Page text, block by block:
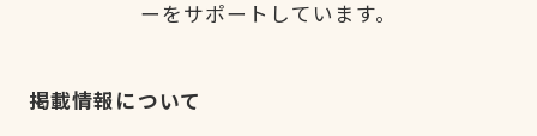
ーをサポートしています。
掲載情報について